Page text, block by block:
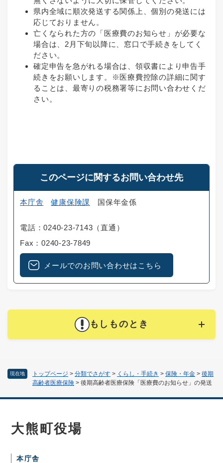
現在地 トップページ > 分類でさがす > くらし・手続き > 保険・年金 > 後期
高齢者医療保険 > 後期高齢者医療保険「医療費のお知らせ」の発送
​県内全域に順次発送する関係上、個別の発送には
応じておりません。
​亡くなられた方の「医療費のお知らせ」が必要な
場合は、2月下旬以降に、窓口で手続きをしてく
ださい。
​確定申告を急がれる場合は、領収書により申告手
続きをお願いします。※医療費控除の詳細に関す
ることは、最寄りの税務署等にお問い合わせくだ
さい。​
このページに関するお問い合わせ先
本庁舎 健康保険課 国保年金係
電話：0240-23-7143（直通）
Fax：0240-23-7849
メールでのお問い合わせはこちら
もしものとき
大熊町役場
本庁舎